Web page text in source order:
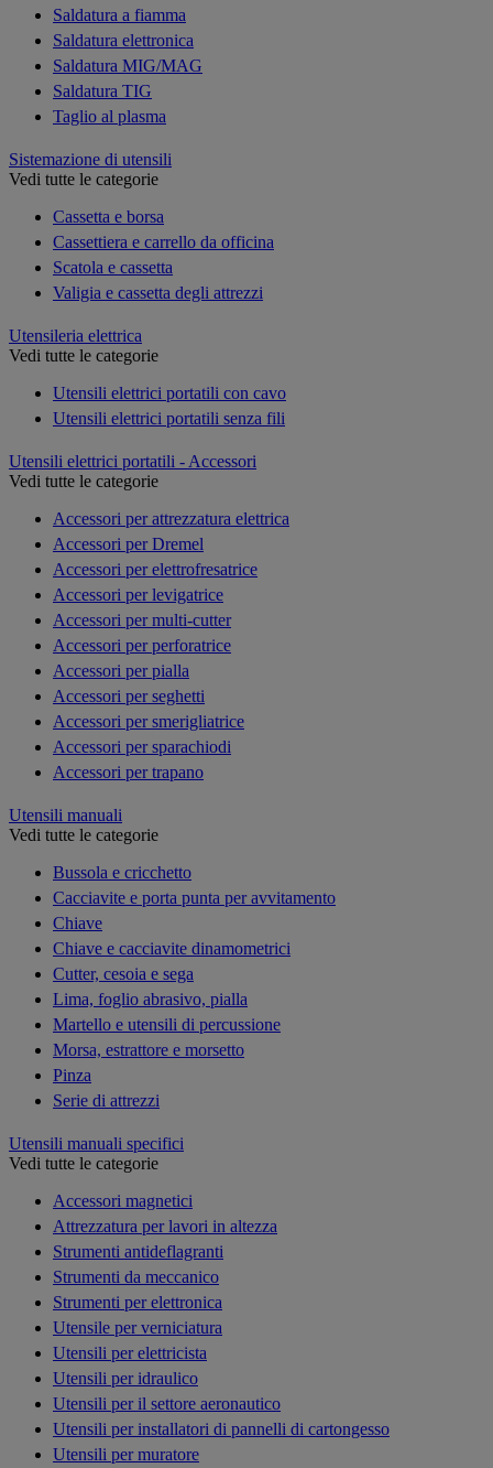
Saldatura a fiamma
Saldatura elettronica
Saldatura MIG/MAG
Saldatura TIG
Taglio al plasma
Sistemazione di utensili
Vedi tutte le categorie
Cassetta e borsa
Cassettiera e carrello da officina
Scatola e cassetta
Valigia e cassetta degli attrezzi
Utensileria elettrica
Vedi tutte le categorie
Utensili elettrici portatili con cavo
Utensili elettrici portatili senza fili
Utensili elettrici portatili - Accessori
Vedi tutte le categorie
Accessori per attrezzatura elettrica
Accessori per Dremel
Accessori per elettrofresatrice
Accessori per levigatrice
Accessori per multi-cutter
Accessori per perforatrice
Accessori per pialla
Accessori per seghetti
Accessori per smerigliatrice
Accessori per sparachiodi
Accessori per trapano
Utensili manuali
Vedi tutte le categorie
Bussola e cricchetto
Cacciavite e porta punta per avvitamento
Chiave
Chiave e cacciavite dinamometrici
Cutter, cesoia e sega
Lima, foglio abrasivo, pialla
Martello e utensili di percussione
Morsa, estrattore e morsetto
Pinza
Serie di attrezzi
Utensili manuali specifici
Vedi tutte le categorie
Accessori magnetici
Attrezzatura per lavori in altezza
Strumenti antideflagranti
Strumenti da meccanico
Strumenti per elettronica
Utensile per verniciatura
Utensili per elettricista
Utensili per idraulico
Utensili per il settore aeronautico
Utensili per installatori di pannelli di cartongesso
Utensili per muratore